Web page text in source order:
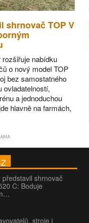
shrnovač TOP V
rozšiřuje nabídku
o nový model TOP
bez samostatného
ovladatelností,
a jednoduchou
hlavně na farmách,
představil shrnovač
C: Boduje
stroje i